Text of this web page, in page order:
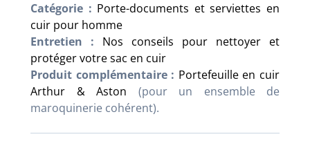
Catégorie : Porte-documents et serviettes en
cuir pour homme
Entretien :
Nos conseils pour nettoyer et
protéger votre sac en cuir
Produit complémentaire : Portefeuille en cuir
Arthur & Aston (pour un ensemble de
maroquinerie cohérent).